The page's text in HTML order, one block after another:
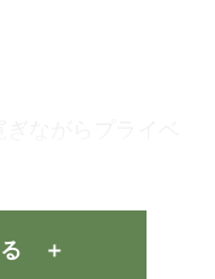
る旅情緒たっぷ
めた木の温かみ
る ＋